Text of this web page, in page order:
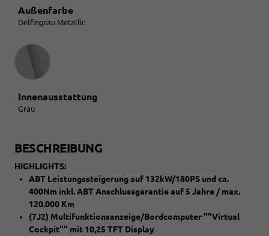
Außenfarbe
Delfingrau Metallic
Innenausstattung
Innenausstattung
Grau
BESCHREIBUNG
HIGHLIGHTS:
ABT Leistungssteigerung auf 132kW/180PS und ca.
400Nm inkl. ABT Anschlussgarantie auf 5 Jahre / max.
120.000 Km
(7J2) Multifunktionsanzeige/Bordcomputer ""Virtual
Cockpit"" mit 10,25 TFT Display